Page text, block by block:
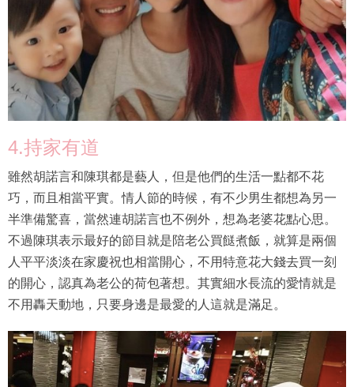
4.持家有道
雖然胡諾言和陳琪都是藝人，但是他們的生活一點都不花
巧，而且相當平實。情人節的時候，有不少男生都想為另一
半準備驚喜，當然連胡諾言也不例外，想為老婆花點心思。
不過陳琪表示最好的節目就是陪老公買餸煮飯，就算是兩個
人平平淡淡在家慶祝也相當開心，不用特意花大錢去買一刻
的開心，認真為老公的荷包著想。其實細水長流的愛情就是
不用轟天動地，只要身邊是最愛的人這就是滿足。